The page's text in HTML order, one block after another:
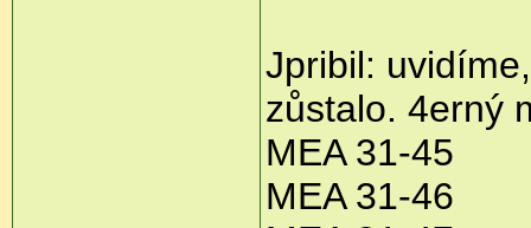
Jpribil:
zůstalo. 4erný
MEA 31-45
MEA 31-46